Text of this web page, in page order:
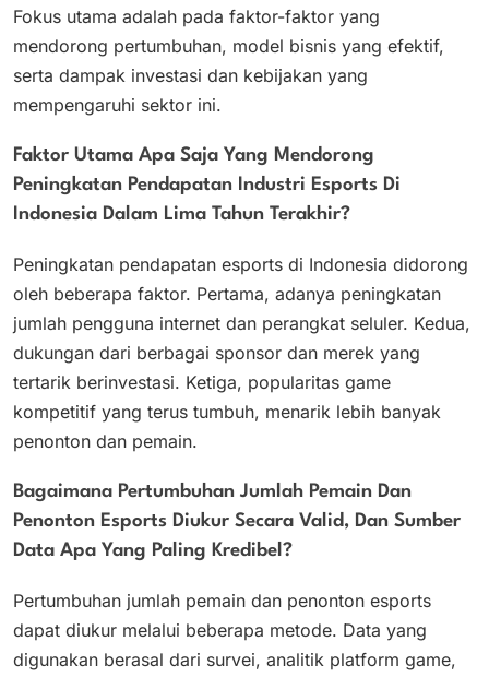
Fokus utama adalah pada faktor-faktor yang
mendorong pertumbuhan, model bisnis yang efektif,
serta dampak investasi dan kebijakan yang
mempengaruhi sektor ini.
Faktor Utama Apa Saja Yang Mendorong
Peningkatan Pendapatan Industri Esports Di
Indonesia Dalam Lima Tahun Terakhir?
Peningkatan pendapatan esports di Indonesia didorong
oleh beberapa faktor. Pertama, adanya peningkatan
jumlah pengguna internet dan perangkat seluler. Kedua,
dukungan dari berbagai sponsor dan merek yang
tertarik berinvestasi. Ketiga, popularitas game
kompetitif yang terus tumbuh, menarik lebih banyak
penonton dan pemain.
Bagaimana Pertumbuhan Jumlah Pemain Dan
Penonton Esports Diukur Secara Valid, Dan Sumber
Data Apa Yang Paling Kredibel?
Pertumbuhan jumlah pemain dan penonton esports
dapat diukur melalui beberapa metode. Data yang
digunakan berasal dari survei, analitik platform game,